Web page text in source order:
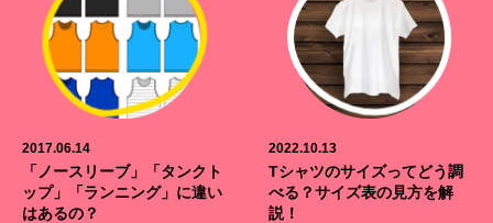
2017.06.14
「ノースリーブ」「タンクト
ップ」「ランニング」に違い
はあるの？
2022.10.13
Tシャツのサイズってどう調
べる？サイズ表の見方を解
説！